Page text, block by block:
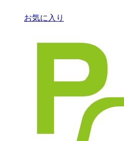
お気に入り